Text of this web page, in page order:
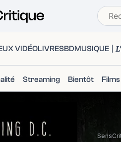
VIDÉOLIVRESBDMUSIQUE
Streaming Bientôt